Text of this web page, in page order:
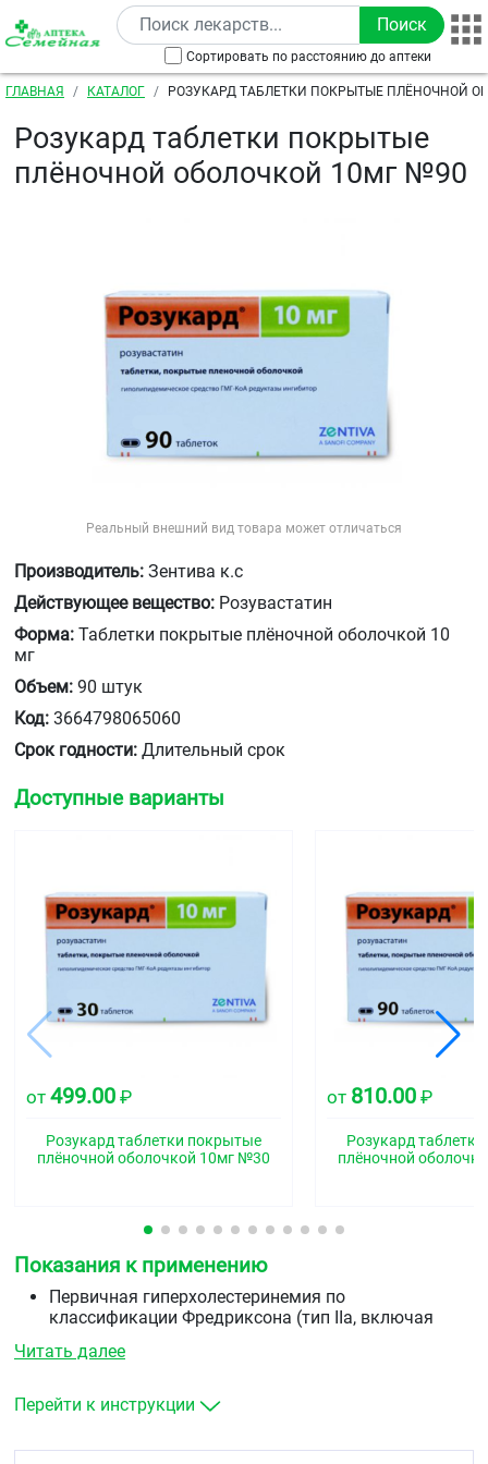
Перейти к основному содержанию
Сортировать по расстоянию до аптеки
Строка навигации
ГЛАВНАЯ КАТАЛОГ РОЗУКАРД ТАБЛЕТКИ ПОКРЫТЫЕ ПЛЁНОЧНОЙ
Розукард таблетки покрытые
плёночной оболочкой 10мг №90
Реальный внешний вид товара может отличаться
Производитель: Зентива к.с
Действующее вещество: Розувастатин
Форма: Таблетки покрытые плёночной оболочкой 10
мг
Объем: 90 штук
Код: 3664798065060
Срок годности: Длительный срок
Доступные варианты
от 499.00 ₽
Розукард таблетки покрытые
плёночной оболочкой 10мг №30
от 810.00 ₽
Розукард
плёночной
Показания к применению
Первичная гиперхолестеринемия по
классификации Фредриксона (тип IIа, включая
или смешанная гиперхолестеринемия (типа IIb) в
немедикаментозные методы лечения (например,
Читать далее
Перейти к инструкции